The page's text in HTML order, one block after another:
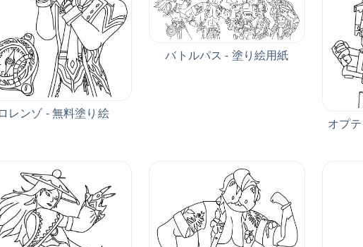
ロレンゾ - 無料塗り絵
バトルパス - 塗り絵用紙
オプ